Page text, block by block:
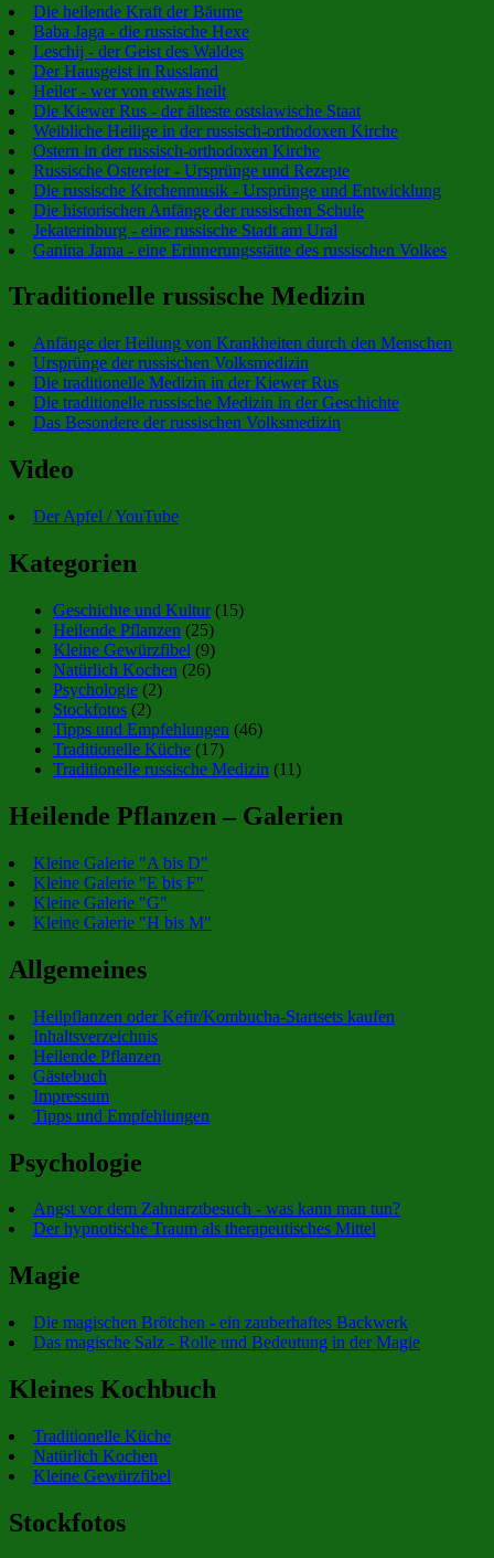
Die heilende Kraft der Bäume
Baba Jaga - die russische Hexe
Leschij - der Geist des Waldes
Der Hausgeist in Russland
Heiler - wer von etwas heilt
Die Kiewer Rus - der älteste ostslawische Staat
Weibliche Heilige in der russisch-orthodoxen Kirche
Ostern in der russisch-orthodoxen Kirche
Russische Ostereier - Ursprünge und Rezepte
Die russische Kirchenmusik - Ursprünge und Entwicklung
Die historischen Anfänge der russischen Schule
Jekaterinburg - eine russische Stadt am Ural
Ganina Jama - eine Erinnerungsstätte des russischen Volkes
Traditionelle russische Medizin
Anfänge der Heilung von Krankheiten durch den Menschen
Ursprünge der russischen Volksmedizin
Die traditionelle Medizin in der Kiewer Rus
Die traditionelle russische Medizin in der Geschichte
Das Besondere der russischen Volksmedizin
Video
Der Apfel / YouTube
Kategorien
Geschichte und Kultur(15)
Heilende Pflanzen (25)
Kleine Gewürzfibel (9)
Natürlich Kochen (26)
Psychologie (2)
Stockfotos (2)
Tipps und Empfehlungen (46)
Traditionelle Küche (17)
Traditionelle russische Medizin (11)
Heilende Pflanzen – Galerien
Kleine Galerie "A bis D"
Kleine Galerie "E bis F"
Kleine Galerie "G"
Kleine Galerie "H bis M"
Allgemeines
Heilpflanzen oder Kefir/Kombucha-Startsets kaufen
Inhaltsverzeichnis
Heilende Pflanzen
Gästebuch
Impressum
Tipps und Empfehlungen
Psychologie
Angst vor dem Zahnarztbesuch - was kann man tun?
Der hypnotische Traum als therapeutisches Mittel
Magie
Die magischen Brötchen - ein zauberhaftes Backwerk
Das magische Salz - Rolle und Bedeutung in der Magie
Kleines Kochbuch
Traditionelle Küche
Natürlich Kochen
Kleine Gewürzfibel
Stockfotos